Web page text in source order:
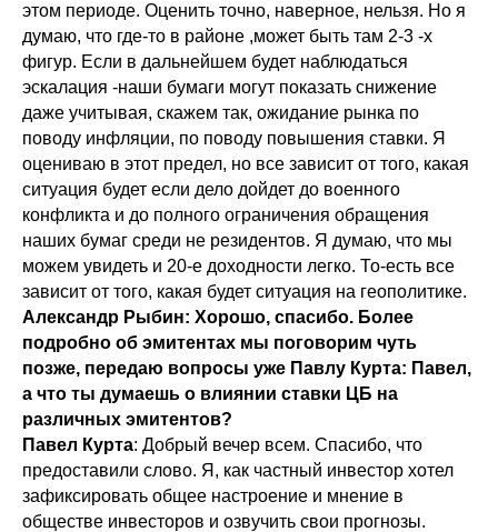
этом периоде. Оценить точно, наверное, нельзя. Но я
думаю, что где-то в районе ,может быть там 2-3 -х
фигур. Если в дальнейшем будет наблюдаться
эскалация -наши бумаги могут показать снижение
даже учитывая, скажем так, ожидание рынка по
поводу инфляции, по поводу повышения ставки. Я
оцениваю в этот предел, но все зависит от того, какая
ситуация будет если дело дойдет до военного
конфликта и до полного ограничения обращения
наших бумаг среди не резидентов. Я думаю, что мы
можем увидеть и 20-е доходности легко. То-есть все
зависит от того, какая будет ситуация на геополитике.
Александр Рыбин: Хорошо, спасибо. Более
подробно об эмитентах мы поговорим чуть
позже, передаю вопросы уже Павлу Курта: Павел,
а что ты думаешь о влиянии ставки ЦБ на
различных эмитентов?
Павел Курта: Добрый вечер всем. Спасибо, что
предоставили слово. Я, как частный инвестор хотел
зафиксировать общее настроение и мнение в
обществе инвесторов и озвучить свои прогнозы.